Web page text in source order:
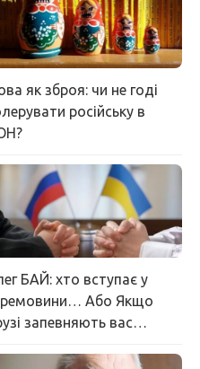
як зброя: чи не годі
російську в
БАЙ: хто вступає у
Або Якщо
запевняють вас…